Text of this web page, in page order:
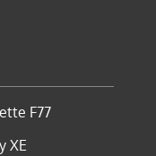
F77
XE